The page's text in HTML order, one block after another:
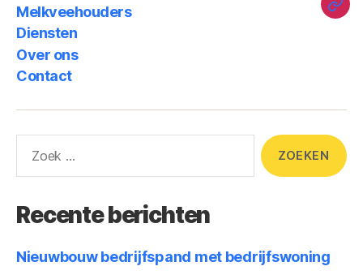
Melkveehouders
Diensten
Over ons
Contact
Recente berichten
Nieuwbouw bedrijfspand met bedrijfswoning